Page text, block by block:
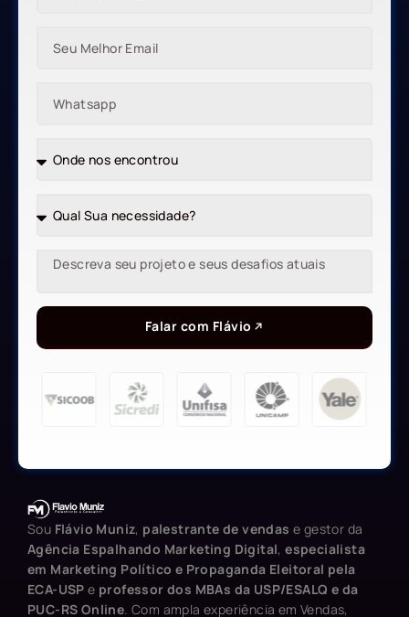
Falar com Flávio
Sou Flávio Muniz, palestrante de vendas e gestor da
Agência Espalhando Marketing Digital,especialista
em Marketing Político e Propaganda Eleitoral pela
ECA-USP e professor dos MBAs da USP/ESALQ e da
PUC-RS Online . Com ampla experiência em Vendas,